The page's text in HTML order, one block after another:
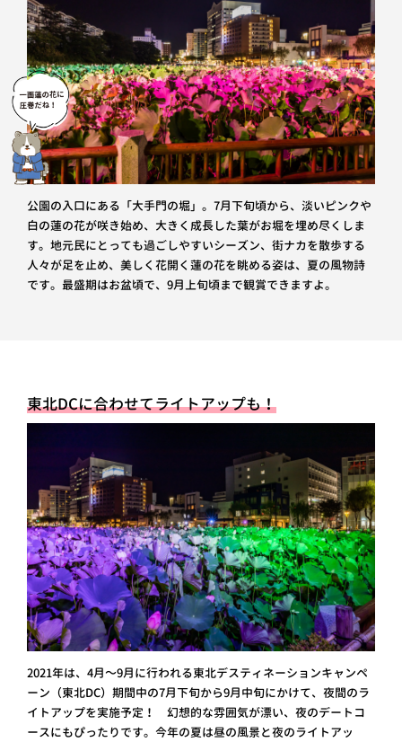
公園の入口にある「大手門の堀」。7月下旬頃から、淡いピンクや
白の蓮の花が咲き始め、大きく成長した葉がお堀を埋め尽くしま
す。地元民にとっても過ごしやすいシーズン、街ナカを散歩する
人々が足を止め、美しく花開く蓮の花を眺める姿は、夏の風物詩
です。最盛期はお盆頃で、9月上旬頃まで観賞できますよ。
東北DCに合わせてライトアップも！
2021年は、4月～9月に行われる東北デスティネーションキャンペ
ーン（東北DC）期間中の7月下旬から9月中旬にかけて、夜間のラ
イトアップを実施予定！ 幻想的な雰囲気が漂い、夜のデートコ
ースにもぴったりです。今年の夏は昼の風景と夜のライトアッ